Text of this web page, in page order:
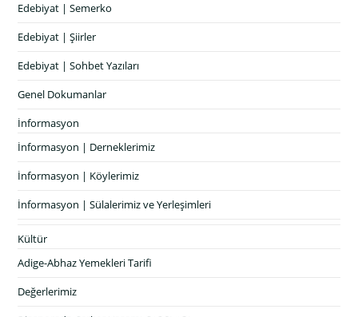
Edebiyat | Semerko
Edebiyat | Şiirler
Edebiyat | Sohbet Yazıları
Genel Dokumanlar
İnformasyon
İnformasyon | Derneklerimiz
İnformasyon | Köylerimiz
İnformasyon | Sülalerimiz ve Yerleşimleri
Kültür
Adige-Abhaz Yemekleri Tarifi
Değerlerimiz